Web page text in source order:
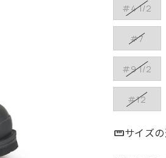
#4 1/2
#7
#9 1/2
#12
サイズ